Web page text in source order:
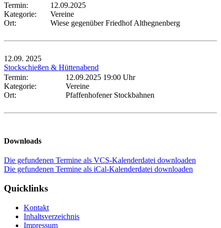
Termin:
12.09.2025
Kategorie:
Vereine
Ort:
Wiese gegenüber Friedhof Althegnenberg
12.09. 2025
Stockschießen & Hüttenabend
Termin:
12.09.2025 19:00 Uhr
Kategorie:
Vereine
Ort:
Pfaffenhofener Stockbahnen
Downloads
Die gefundenen Termine als VCS-Kalenderdatei downloaden
Die gefundenen Termine als iCal-Kalenderdatei downloaden
Quicklinks
Kontakt
Inhaltsverzeichnis
Impressum